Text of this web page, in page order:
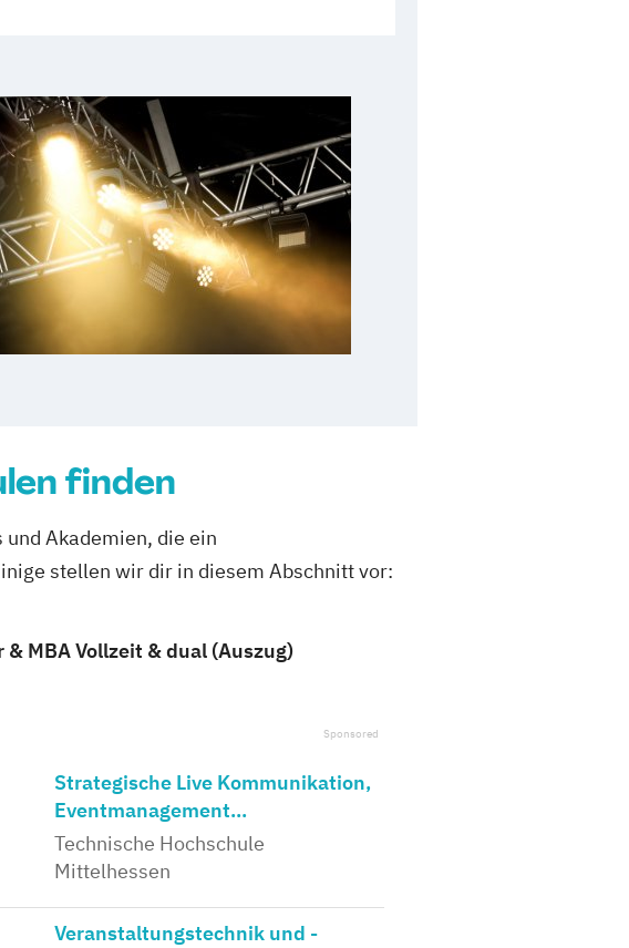
finden
Akademien, die ein
stellen wir dir in diesem Abschnitt vor:
& MBA Vollzeit & dual (Auszug)
Strategische Live Kommunikation,
Eventmanagement...
Technische Hochschule
Mittelhessen
Veranstaltungstechnik und -